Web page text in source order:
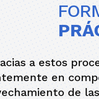
a estos
en
de